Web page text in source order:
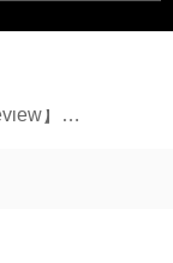
【F1 Monaco GP Preview】Audi F1、モナコGPで欧州ラウンド初戦へ 新ホスピタリティも初披露